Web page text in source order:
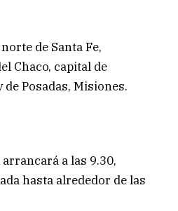
de Santa Fe,
Chaco, capital de
Posadas, Misiones.
a las 9.30,
hasta alrededor de las